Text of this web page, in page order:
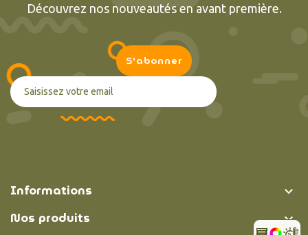
Découvrez nos nouveautés en avant première.
Informations 
Nos produits 